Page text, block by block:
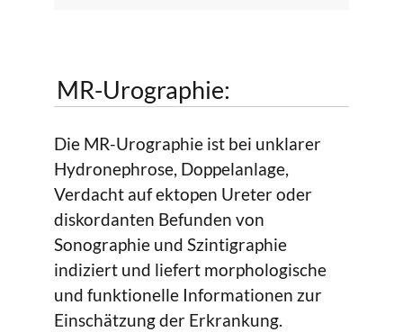
MR-Urographie:
Die MR-Urographie ist bei unklarer
Hydronephrose, Doppelanlage,
Verdacht auf ektopen Ureter oder
diskordanten Befunden von
Sonographie und Szintigraphie
indiziert und liefert morphologische
und funktionelle Informationen zur
Einschätzung der Erkrankung.